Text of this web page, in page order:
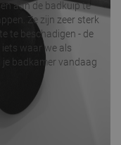
aan de badkuip te
Ze zijn zeer sterk
te beschadigen - de
waar we als
je badkamer vandaag